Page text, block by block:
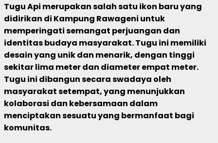
Tugu Api merupakan salah satu ikon baru yang
didirikan di Kampung Rawageni untuk
memperingati semangat perjuangan dan
identitas budaya masyarakat. Tugu ini memiliki
desain yang unik dan menarik, dengan tinggi
sekitar lima meter dan diameter empat meter.
Tugu ini dibangun secara swadaya oleh
masyarakat setempat, yang menunjukkan
kolaborasi dan kebersamaan dalam
menciptakan sesuatu yang bermanfaat bagi
komunitas.